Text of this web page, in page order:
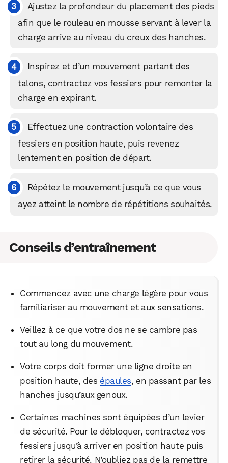
Ajustez la profondeur du placement des pieds
afin que le rouleau en mousse servant à lever la
charge arrive au niveau du creux des hanches.
Inspirez et d’un mouvement partant des
talons, contractez vos fessiers pour remonter la
charge en expirant.
Effectuez une contraction volontaire des
fessiers en position haute, puis revenez
lentement en position de départ.
Répétez le mouvement jusqu’à ce que vous
ayez atteint le nombre de répétitions souhaités.
Conseils d’entraînement
Commencez avec une charge légère pour vous
familiariser au mouvement et aux sensations.
Veillez à ce que votre dos ne se cambre pas
tout au long du mouvement.
Votre corps doit former une ligne droite en
position haute, des épaules, en passant par les
hanches jusqu’aux genoux.
Certaines machines sont équipées d’un levier
de sécurité. Pour le débloquer, contractez vos
fessiers jusqu’à arriver en position haute puis
retirer la sécurité. N’oubliez pas de la remettre